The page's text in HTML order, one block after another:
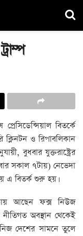
বিতর্কে
ক্লিনটন ও রিপাবলিকান
বুধবার যুক্তরাষ্ট্রের
সকাল ৭টায়) নেভেদা
এ বিতর্ক শুরু হয়।
আছেন ফক্স নিউজ
নীতিগত অবস্থান থেকেই
নিজ দেশের সামনে তুলে